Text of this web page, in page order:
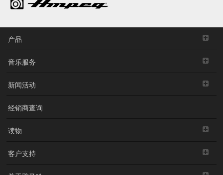
产品
音乐服务
新闻活动
经销商查询
读物
客户支持